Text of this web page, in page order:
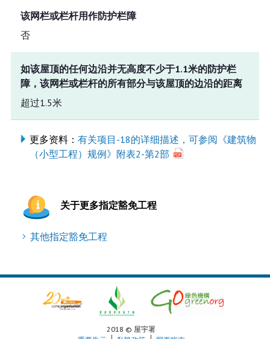
该网栏或栏杆用作防护栏障
否
如该屋顶的任何边沿并无高度不少于1.1米的防护栏
障，该网栏或栏杆的所有部分与该屋顶的边沿的距离
超过1.5米
更多资料： 有关项目-18的详细描述，可参阅《建筑物
（小型工程）规例》附表2-第2部
关于更多指定豁免工程
其他指定豁免工程
2018 © 屋宇署